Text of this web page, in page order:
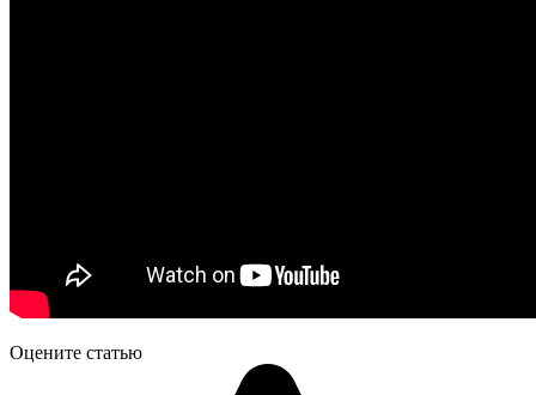
Оцените статью